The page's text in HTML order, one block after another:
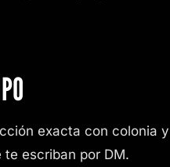
exacta con colonia y
escriban por DM.